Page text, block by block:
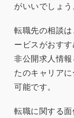
がいいでしょう
転職先の相談
ービスがおすす
非公開求人情
たのキャリア
可能です。
転職に関する